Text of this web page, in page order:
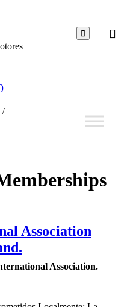

/
Association
Association.